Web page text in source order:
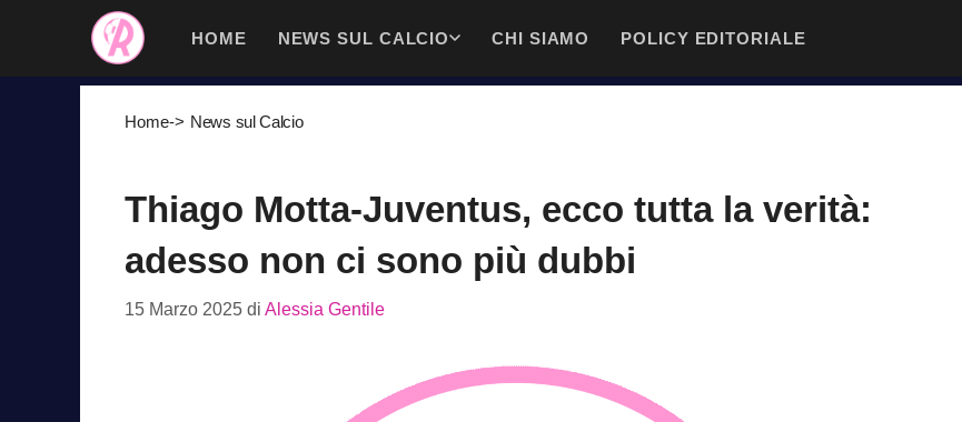
contenuto
HOME NEWS SUL CALCIO CHI SIAMO POLICY EDITORIALE
Home-> News sul Calcio
Thiago Motta-Juventus, ecco tutta la verità:
adesso non ci sono più dubbi
15 Marzo 2025 di Alessia Gentile